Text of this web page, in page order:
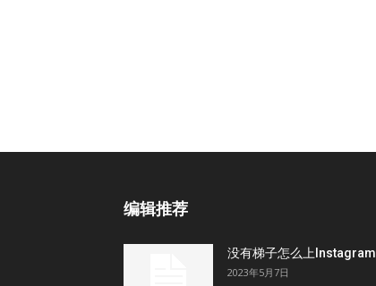
编辑推荐
没有梯子怎么上Instagram
2023年5月7日